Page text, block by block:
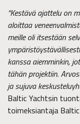
“Kestävä ajattelu on
aloittaa
meille oli itsestään
kanssa aiemminkin,
tähän projektiin.
ja sujuva
Baltic Yachtsin
toimeksiantaja